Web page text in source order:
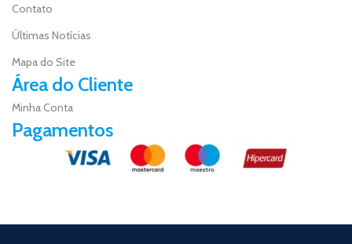
Contato
Últimas Notícias
Mapa do Site
Área do Cliente
Minha Conta
Pagamentos